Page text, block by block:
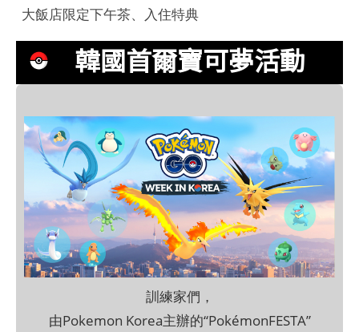
大飯店限定下午茶、入住特典
韓國首爾寶可夢活動
訓練家們，
由Pokemon Korea主辦的“PokémonFESTA”